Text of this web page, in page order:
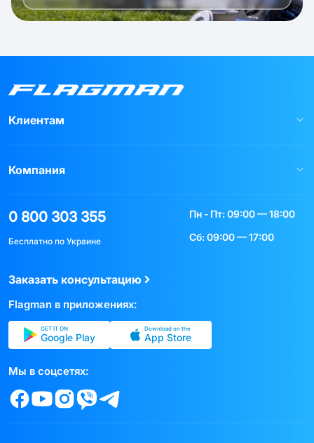
Клиентам
Компания
0 800 303 355
Бесплатно по Украине
Пн - Пт: 09:00 — 18:00
Сб: 09:00 — 17:00
Заказать консультацию
Flagman в приложениях:
GET IT ON
Google Play
Download on the
App Store
Мы в соцсетях: